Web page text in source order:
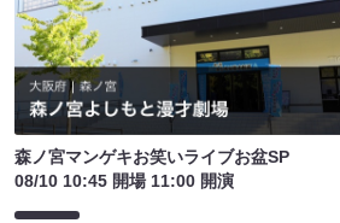
森ノ宮マンゲキお笑いライブお盆SP
08/10 10:45 開場 11:00 開演